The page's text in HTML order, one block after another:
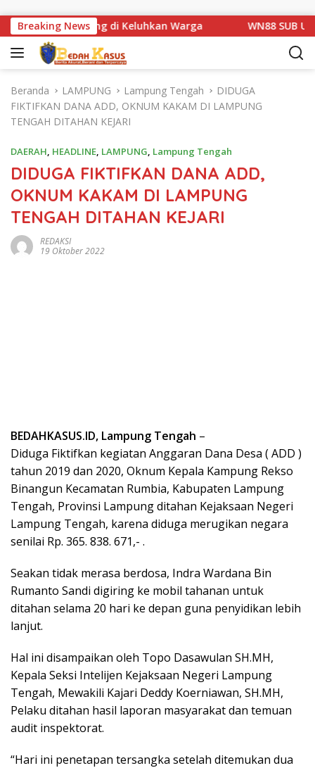
Breaking News
1 Basarang di Keluhkan Warga WN88 SUB UNIT 13
Beranda LAMPUNG Lampung Tengah
DIDUGA
FIKTIFKAN DANA ADD, OKNUM KAKAM DI LAMPUNG
TENGAH DITAHAN KEJARI
DAERAH, HEADLINE, LAMPUNG, Lampung Tengah
DIDUGA FIKTIFKAN DANA ADD,
OKNUM KAKAM DI LAMPUNG
TENGAH DITAHAN KEJARI
REDAKSI
19 Oktober 2022
BEDAHKASUS.ID, Lampung Tengah –
Diduga Fiktifkan kegiatan Anggaran Dana Desa ( ADD )
tahun 2019 dan 2020, Oknum Kepala Kampung Rekso
Binangun Kecamatan Rumbia, Kabupaten Lampung
Tengah, Provinsi Lampung ditahan Kejaksaan Negeri
Lampung Tengah, karena diduga merugikan negara
senilai Rp. 365. 838. 671,- .
Seakan tidak merasa berdosa, Indra Wardana Bin
Rumanto Sandi digiring ke mobil tahanan untuk
ditahan selama 20 hari ke depan guna penyidikan lebih
lanjut.
Hal ini disampaikan oleh Topo Dasawulan SH.MH,
Kepala Seksi Intelijen Kejaksaan Negeri Lampung
Tengah, Mewakili Kajari Deddy Koerniawan, SH.MH,
Pelaku ditahan hasil laporan masyarakat dan temuan
audit inspektorat.
“Hari ini penetapan tersangka setelah ditemukan dua